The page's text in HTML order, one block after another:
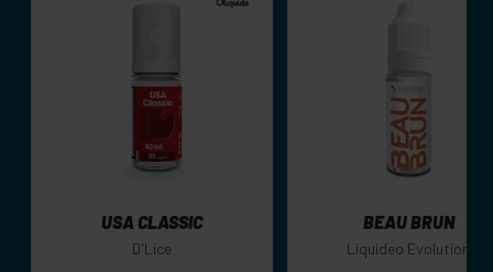
USA CLASSIC
D'Lice
BEAU BRUN
Liquideo Evolution